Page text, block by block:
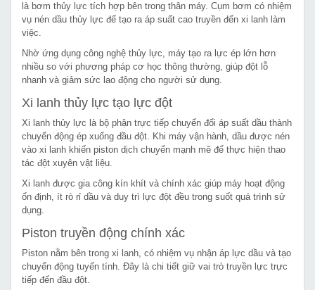
là bơm thủy lực tích hợp bên trong thân máy. Cụm bơm có nhiệm
vụ nén dầu thủy lực để tạo ra áp suất cao truyền đến xi lanh làm
việc.
Nhờ ứng dụng công nghệ thủy lực, máy tạo ra lực ép lớn hơn
nhiều so với phương pháp cơ học thông thường, giúp đột lỗ
nhanh và giảm sức lao động cho người sử dụng.
Xi lanh thủy lực tạo lực đột
Xi lanh thủy lực là bộ phận trực tiếp chuyển đổi áp suất dầu thành
chuyển động ép xuống đầu đột. Khi máy vận hành, dầu được nén
vào xi lanh khiến piston dịch chuyển mạnh mẽ để thực hiện thao
tác đột xuyên vật liệu.
Xi lanh được gia công kín khít và chính xác giúp máy hoạt động
ổn định, ít rò rỉ dầu và duy trì lực đột đều trong suốt quá trình sử
dụng.
Piston truyền động chính xác
Piston nằm bên trong xi lanh, có nhiệm vụ nhận áp lực dầu và tạo
chuyển động tuyến tính. Đây là chi tiết giữ vai trò truyền lực trực
tiếp đến đầu đột.